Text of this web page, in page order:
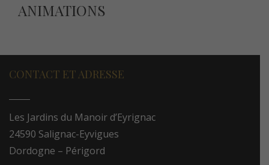
ANIMATIONS
CONTACT ET ADRESSE
Les Jardins du Manoir d’Eyrignac
24590 Salignac-Eyvigues
Dordogne – Périgord